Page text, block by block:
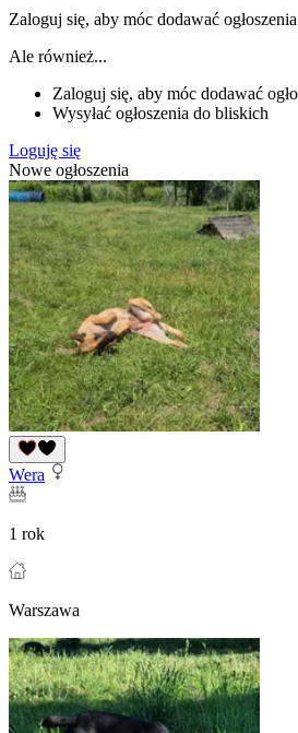
Zaloguj się, aby móc dodawać
Ale również...
Zaloguj się, aby móc dodawać
Wysyłać ogłoszenia do bliskich
Loguję się
Nowe ogłoszenia
Wera
1 rok
Warszawa